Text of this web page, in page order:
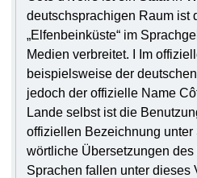
deutschsprachigen Raum ist
„Elfenbeinküste“ im
Medien verbreitet. I Im
beispielsweise der
jedoch der offizielle Name
Lande selbst ist die
offiziellen Bezeichnung unter
wörtliche Übersetzungen
Sprachen fallen unter dieses